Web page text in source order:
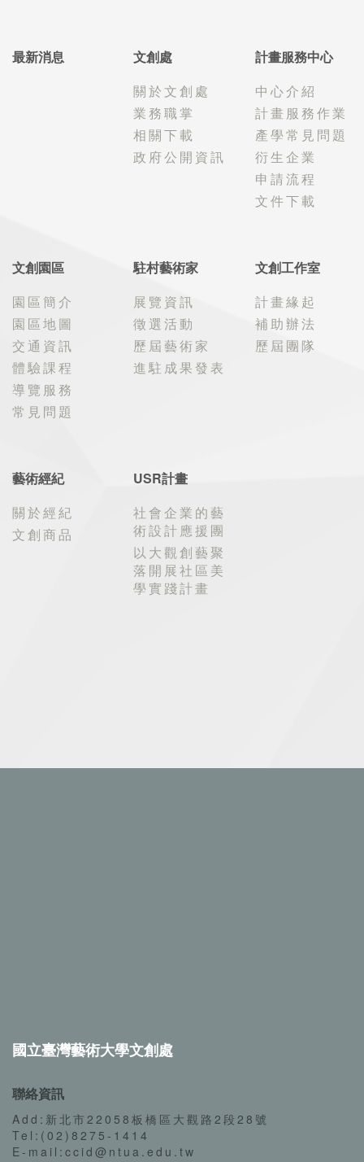
最新消息
文創處
關於文創處
業務職掌
相關下載
政府公開資訊
計畫服務中心
中心介紹
計畫服務作業
產學常見問題
衍生企業
申請流程
文件下載
文創園區
園區簡介
園區地圖
交通資訊
體驗課程
導覽服務
常見問題
駐村藝術家
展覽資訊
徵選活動
歷屆藝術家
進駐成果發表
文創工作室
計畫緣起
補助辦法
歷屆團隊
藝術經紀
關於經紀
文創商品
USR計畫
社會企業的藝
術設計應援團
以大觀創藝聚
落開展社區美
學實踐計畫
國立臺灣藝術大學文創處
聯絡資訊
Add:新北市22058板橋區大觀路2段28號
Tel:(02)8275-1414
E-mail:ccid@ntua.edu.tw